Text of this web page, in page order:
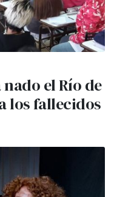
el Río de
los fallecidos